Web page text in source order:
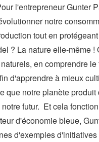
l'entrepreneur Gunter
notre
tout en
? La nature elle-même !
en comprendre
d'apprendre à mieux
que notre planète produit
futur. Et cela
d'économie bleue,
d'exemples